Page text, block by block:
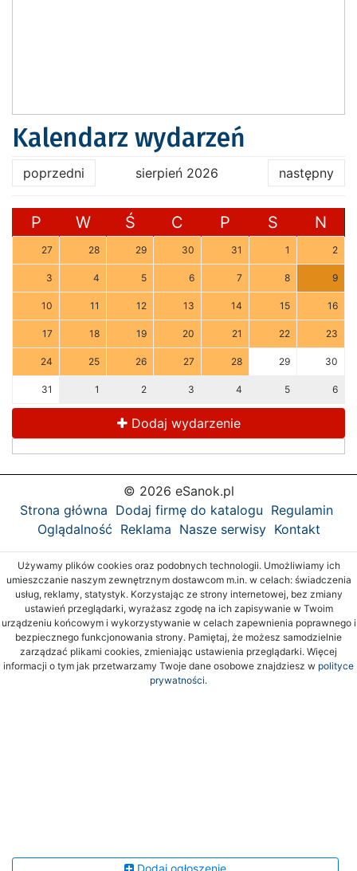
Kalendarz wydarzeń
poprzedni sierpień 2026 następny
P W Ś C P S N
27 28 29 30 31 1 2
3 4 5 6 7 8 9
10 11 12 13 14 15 16
17 18 19 20 21 22 23
24 25 26 27 28 29 30
31 1 2 3 4 5 6
Dodaj wydarzenie
© 2026 eSanok.pl
Strona główna Dodaj firmę do katalogu Regulamin
Oglądalność Reklama Nasze serwisy Kontakt
Używamy plików cookies oraz podobnych technologii. Umożliwiamy ich
umieszczanie naszym zewnętrznym dostawcom m.in. w celach: świadczenia
usług, reklamy, statystyk. Korzystając ze strony internetowej, bez zmiany
ustawień przeglądarki, wyrażasz zgodę na ich zapisywanie w Twoim
urządzeniu końcowym i wykorzystywanie w celach zapewnienia poprawnego i
bezpiecznego funkcjonowania strony. Pamiętaj, że możesz samodzielnie
zarządzać plikami cookies, zmieniając ustawienia przeglądarki. Więcej
informacji o tym jak przetwarzamy Twoje dane osobowe znajdziesz w polityce
prywatności.
Dodaj ogłoszenie